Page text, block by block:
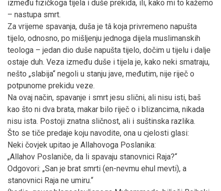
između fizičkoga tijela i duše prekida, ili, kako mi to kažemo
– nastupa smrt.
Za vrijeme spavanja, duša je tâ koja privremeno napušta
tijelo, odnosno, po mišljenju jednoga dijela muslimanskih
teologa – jedan dio duše napušta tijelo, dočim u tijelu i dalje
ostaje duh. Veza između duše i tijela je, kako neki smatraju,
nešto „slabija“ negoli u stanju jave, međutim, nije riječ o
potpunome prekidu veze.
Na ovaj način, spavanje i smrt jesu slični, ali nisu isti, baš
kao što ni dva brata, makar bilo riječ o i blizancima, nikada
nisu ista. Postoji znatna sličnost, ali i suštinska razlika.
Što se tiče predaje koju navodite, ona u cjelosti glasi:
Neki čovjek upitao je Allahovoga Poslanika:
„Allahov Poslaniče, da li spavaju stanovnici Raja?“
Odgovori: „San je brat smrti (en-nevmu ehul mevti), a
stanovnici Raja ne umiru.“